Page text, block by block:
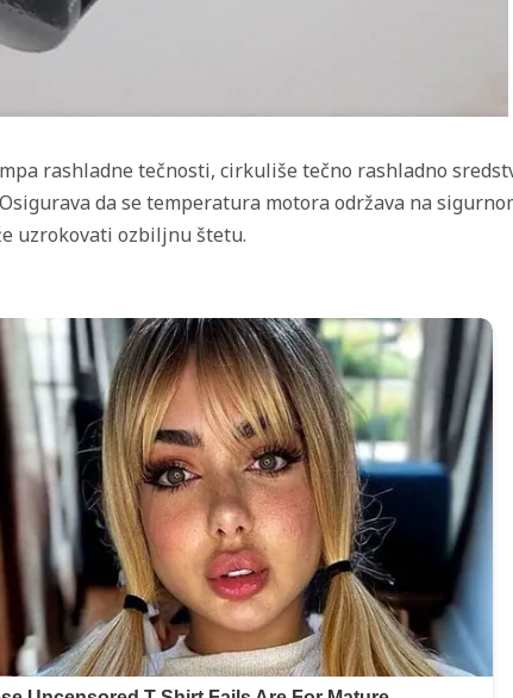
rashladne tečnosti, cirkuliše tečno rashladno
da se temperatura motora održava na
uzrokovati ozbiljnu štetu.